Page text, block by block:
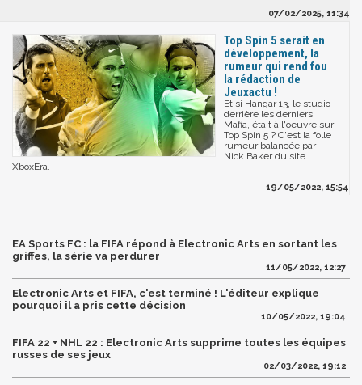
07/02/2025, 11:34
Top Spin 5 serait en
développement, la
rumeur qui rend fou
la rédaction de
Jeuxactu !
Et si Hangar 13, le studio
derrière les derniers
Mafia, était à l'oeuvre sur
Top Spin 5 ? C'est la folle
rumeur balancée par
Nick Baker du site
XboxEra.
19/05/2022, 15:54
EA Sports FC : la FIFA répond à Electronic Arts en sortant les
griffes, la série va perdurer
11/05/2022, 12:27
Electronic Arts et FIFA, c'est terminé ! L'éditeur explique
pourquoi il a pris cette décision
10/05/2022, 19:04
FIFA 22 + NHL 22 : Electronic Arts supprime toutes les équipes
russes de ses jeux
02/03/2022, 19:12